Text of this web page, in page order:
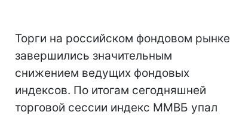
Торги на российском фондовом рынке
завершились значительным
снижением ведущих фондовых
индексов. По итогам сегодняшней
торговой сессии индекс ММВБ упал